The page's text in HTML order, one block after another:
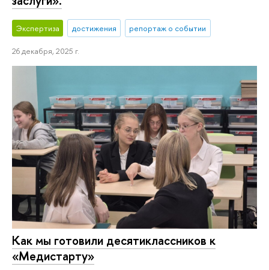
Экспертиза достижения репортаж о событии
26 декабря, 2025 г.
Как мы готовили десятиклассников к
«Медистарту»